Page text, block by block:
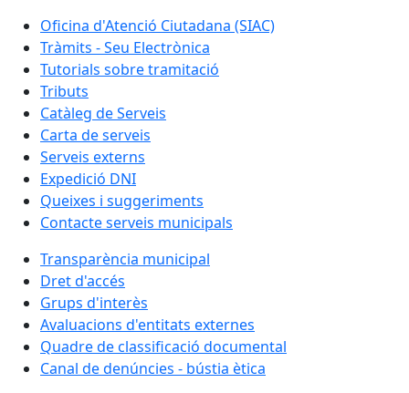
Oficina d'Atenció Ciutadana (SIAC)
Tràmits - Seu Electrònica
Tutorials sobre tramitació
Tributs
Catàleg de Serveis
Carta de serveis
Serveis externs
Expedició DNI
Queixes i suggeriments
Contacte serveis municipals
Transparència municipal
Dret d'accés
Grups d'interès
Avaluacions d'entitats externes
Quadre de classificació documental
Canal de denúncies - bústia ètica